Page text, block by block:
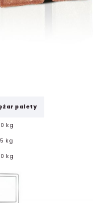
palety
kg
kg
kg